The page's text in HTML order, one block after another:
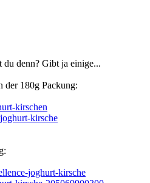
du denn? Gibt ja einige...
der 180g Packung:
kirschen
kirsche
joghurt-kirsche